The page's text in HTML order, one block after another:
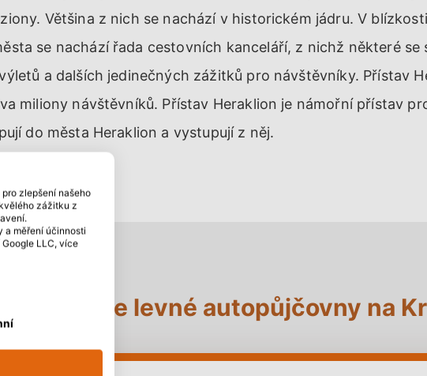
Většina z nich se nachází v historickém jádru. V
se nachází řada cestovních kanceláří, z nichž některé se
a dalších jedinečných zážitků pro návštěvníky. Přístav
miliony návštěvníků. Přístav Heraklion je námořní přístav
do města Heraklion a vystupují z něj.
Najděte levné autopůjčovny na
zlepšení našeho
zážitku z
a měření účinnosti
LLC, více